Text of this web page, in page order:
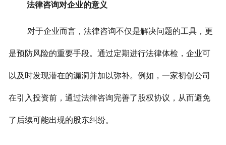
法律咨询对企业的意义
对于企业而言，法律咨询不仅是解决问题的工具，更
是预防风险的重要手段。通过定期进行法律体检，企业可
以及时发现潜在的漏洞并加以弥补。 例如，一家初创公司
在引入投资前，通过法律咨询完善了股权协议，从而避免
了后续可能出现的股东纠纷。